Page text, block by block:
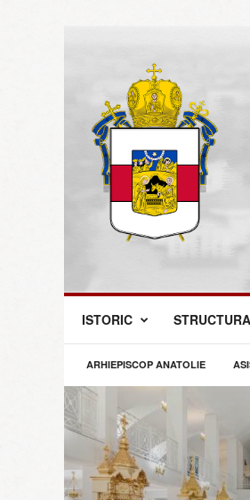
M
p
o
l
a
C
ISTORIC
ARHIEPISCOP ANATOLIE